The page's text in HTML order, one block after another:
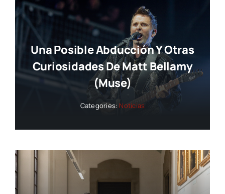
Una Posible Abducción Y Otras
Curiosidades De Matt Bellamy
(Muse)
Categories: Noticias